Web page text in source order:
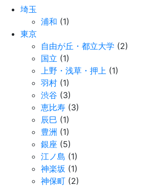
埼玉
浦和 (1)
東京
自由が丘・都立大学 (2)
国立 (1)
上野・浅草・押上 (1)
羽村 (1)
渋谷 (3)
恵比寿 (3)
辰巳 (1)
豊洲 (1)
銀座 (5)
江ノ島 (1)
神楽坂 (1)
神保町 (2)